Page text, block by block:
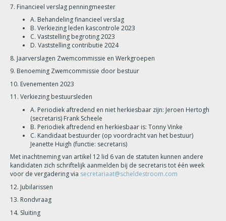
7. Financieel verslag penningmeester
A. Behandeling financieel verslag
B. Verkiezing leden kascontrole 2023
C. Vaststelling begroting 2023
D. Vaststelling contributie 2024
8. Jaarverslagen Zwemcommissie en Werkgroepen
9. Benoeming Zwemcommissie door bestuur
10. Evenementen 2023
11. Verkiezing bestuursleden
A. Periodiek aftredend en niet herkiesbaar zijn: Jeroen Hertogh
(secretaris) Frank Scheele
B. Periodiek aftredend en herkiesbaar is: Tonny Vinke
C. Kandidaat bestuurder (op voordracht van het bestuur)
Jeanette Huigh (functie: secretaris)
Met inachtneming van artikel 12 lid 6 van de statuten kunnen andere
kandidaten zich schriftelijk aanmelden bij de secretaris tot één week
voor de vergadering via secretariaat@scheldestroom.com
12. Jubilarissen
13. Rondvraag
14. Sluiting